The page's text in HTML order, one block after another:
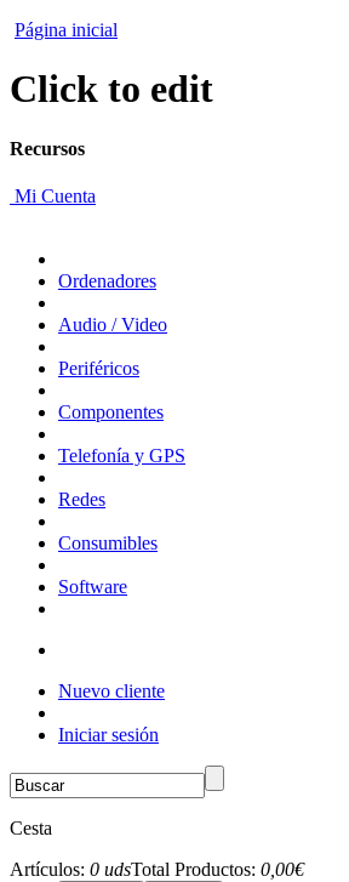
Página inicial
Click to edit
Recursos
Mi Cuenta
Ordenadores
Audio / Video
Periféricos
Componentes
Telefonía y GPS
Redes
Consumibles
Software
Nuevo cliente
Iniciar sesión
Cesta
Artículos: 0 udsTotal Productos: 0,00€